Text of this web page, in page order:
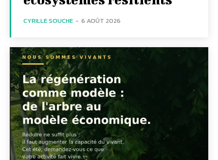
CYRILLE SOUCHE - 6 AOÛT 2026